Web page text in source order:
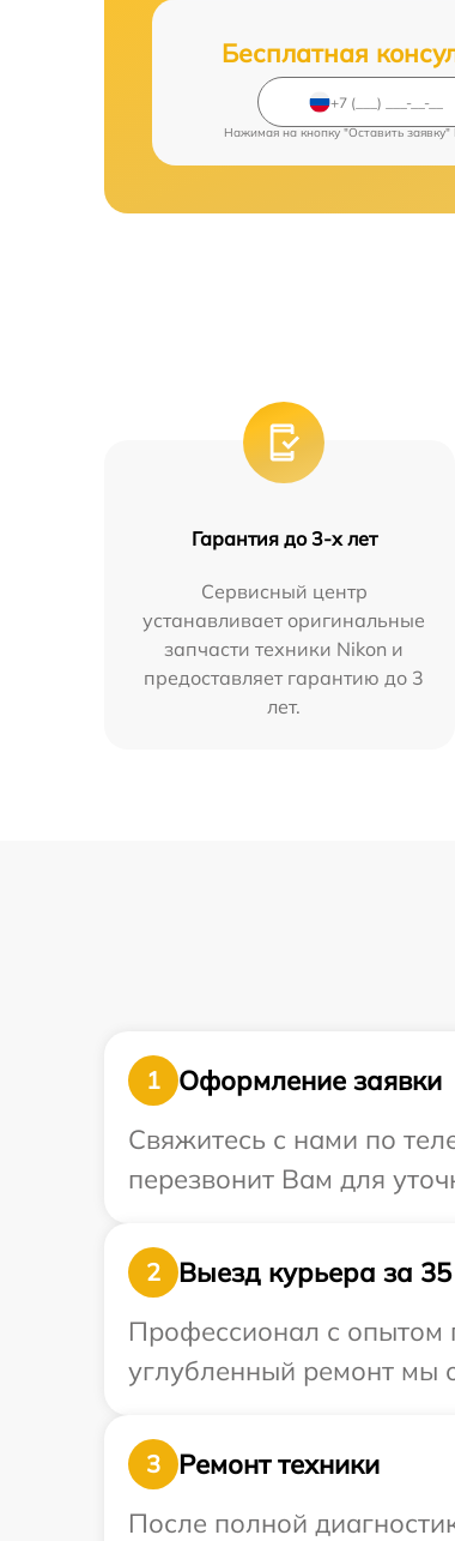
Бесплатная
Нажимая на кнопку "Оставить
Гарантия до 3-х лет
Сервисный центр
устанавливает оригинальные
запчасти техники Nikon и
предоставляет гарантию до 3
лет.
1
Оформление заявки
Свяжитесь с нами по
перезвонит Вам для
2
Выезд курьера за
Профессионал с опытом
углубленный ремонт мы
3
Ремонт техники
После полной